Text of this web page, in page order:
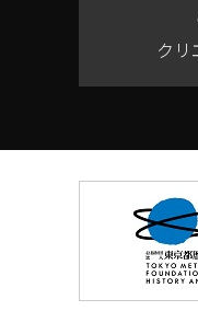
クリ